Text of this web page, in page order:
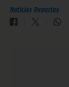
Noticias Deportes